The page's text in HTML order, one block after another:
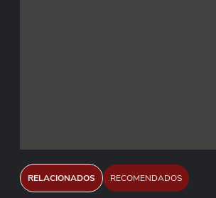
RELACIONADOS RECOMENDADOS